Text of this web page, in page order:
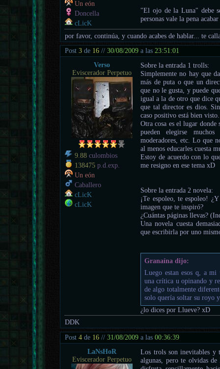
Un eón
Doncella
cLicK
"El ojo de la Luna" debe
personas vale la pena
por favor, continúa, y cuando acabes de hablar... te
Post3 de 16 //30/08/2009 a las23:51:01
Verso
Eviscerador Perpetuo
9.88 culombios
138475 p.d.exp.
Un eón
Caballero
cLicK
cLicK
Sobre la entrada 1 trolls:
Simplemente no hay que
más de puta o que un
que no le gusta, y puede
igual a la de otro que dice
que tal director es dios.
caso positivo está bien
Otra cosa es el lugar
pueden elegirse
moderadores, etc. Lo que
al menos educarles cuesta
Estoy de acuerdo con lo
me resigno en ese tema xD
Sobre la entrada 2 novela:
¡Te espoleo, te espoleo!
imagen que te inspiró?
¿Cuántas páginas llevas?
Una novela cuesta
que escribirla por uno
Granaína dijo:
Luego estan esos q, a mi
una crítica u opinando y
de algo totalmente
solo quería soltar su royo
¿lo dices por Llueve? xD
DDK
Post4 de 16 //31/08/2009 a las00:36:39
LaNsHoR
Eviscerador Perpetuo
Los trols son inevitables y
algunas, pero te olvidas